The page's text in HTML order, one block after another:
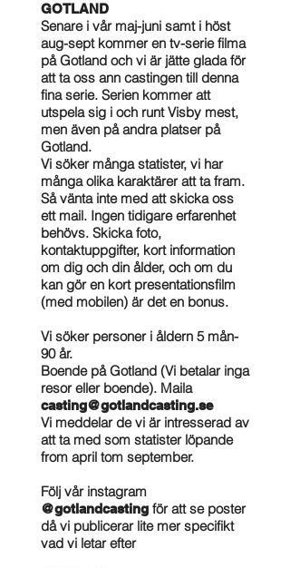
GOTLAND
Senare i vår maj-juni samt i höst
aug-sept kommer en tv-serie filma
på Gotland och vi är jätte glada för
att ta oss ann castingen till denna
fina serie. Serien kommer att
utspela sig i och runt Visby mest,
men även på andra platser på
Gotland.
Vi söker många statister, vi har
många olika karaktärer att ta fram.
Så vänta inte med att skicka oss
ett mail. Ingen tidigare erfarenhet
behövs. Skicka foto,
kontaktuppgifter, kort information
om dig och din ålder, och om du
kan gör en kort presentationsfilm
(med mobilen) är det en bonus.
Vi söker personer i åldern 5 mån-
90 år.
Boende på Gotland (Vi betalar inga
resor eller boende). Maila
casting@gotlandcasting.se
Vi meddelar de vi är intresserad av
att ta med som statister löpande
from april tom september.
Följ vår instagram
@gotlandcasting för att se poster
då vi publicerar lite mer specifikt
vad vi letar efter